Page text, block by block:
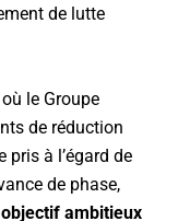
de lutte
le Groupe
de réduction
pris à l’égard de
de phase,
ambitieux